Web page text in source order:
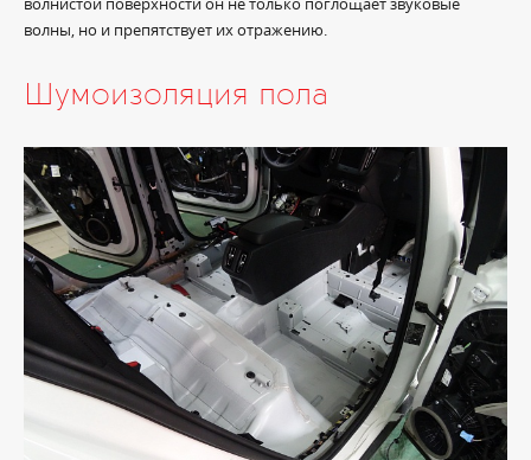
волны, но и препятствует их отражению.
Шумоизоляция пола